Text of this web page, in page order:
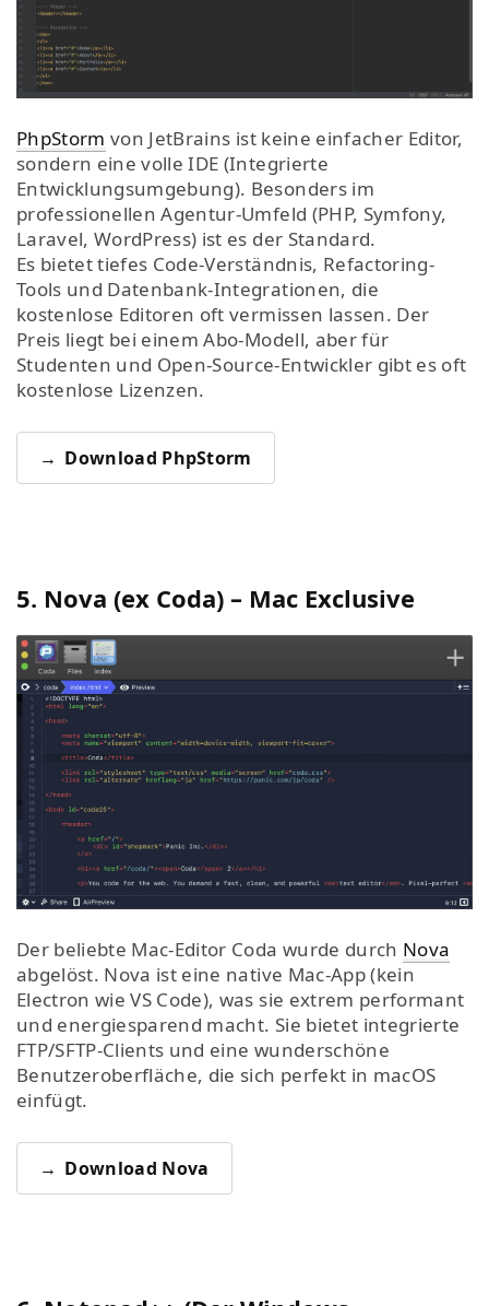
PhpStorm von JetBrains ist keine einfacher Editor,
sondern eine volle IDE (Integrierte
Entwicklungsumgebung). Besonders im
professionellen Agentur-Umfeld (PHP, Symfony,
Laravel, WordPress) ist es der Standard.
Es bietet tiefes Code-Verständnis, Refactoring-
Tools und Datenbank-Integrationen, die
kostenlose Editoren oft vermissen lassen. Der
Preis liegt bei einem Abo-Modell, aber für
Studenten und Open-Source-Entwickler gibt es oft
kostenlose Lizenzen.
Download PhpStorm
5. Nova (ex Coda) – Mac Exclusive
Der beliebte Mac-Editor Coda wurde durch Nova
abgelöst. Nova ist eine native Mac-App (kein
Electron wie VS Code), was sie extrem performant
und energiesparend macht. Sie bietet integrierte
FTP/SFTP-Clients und eine wunderschöne
Benutzeroberfläche, die sich perfekt in macOS
einfügt.
Download Nova